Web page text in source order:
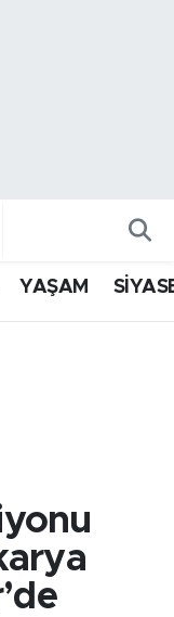
YAŞAM